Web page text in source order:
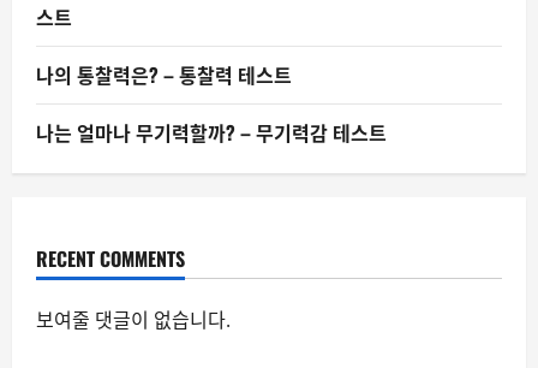
스트
나의 통찰력은? – 통찰력 테스트
나는 얼마나 무기력할까? – 무기력감 테스트
RECENT COMMENTS
보여줄 댓글이 없습니다.